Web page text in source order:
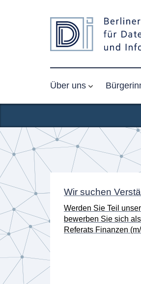
Über uns
Startseite
am
Wir suchen
Werden Sie Teil
bewerben Sie sich
Referats Finanzen